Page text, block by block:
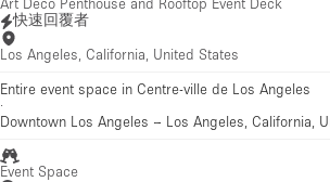
快速回覆者
Los Angeles, California, United States
Entire event space in Centre-ville de Los Angeles
·
Downtown Los Angeles – Los Angeles, California,
Event Space